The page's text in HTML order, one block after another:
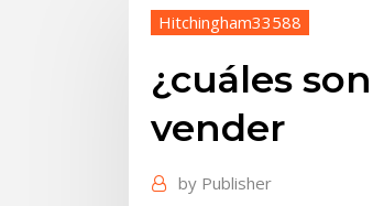
Hitchingham33588
¿cuáles
vender
by Publisher